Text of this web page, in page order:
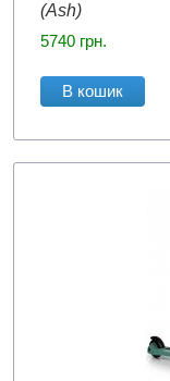
(Ash)
5740 грн.
В кошик